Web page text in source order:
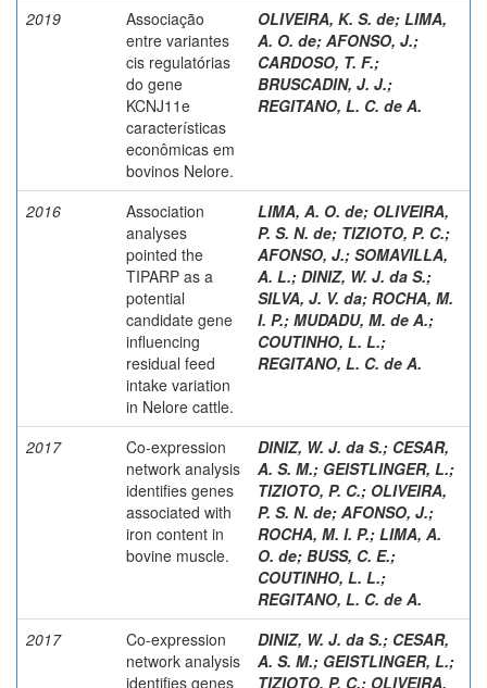
2019
Associação
entre variantes
cis regulatórias
do gene
KCNJ11e
características
econômicas em
bovinos Nelore.
OLIVEIRA, K. S. de; LIMA,
A. O. de; AFONSO, J.;
CARDOSO, T. F.;
BRUSCADIN, J. J.;
REGITANO, L. C. de A.
2016
Association
analyses
pointed the
TIPARP as a
potential
candidate gene
influencing
residual feed
intake variation
in Nelore cattle.
LIMA, A. O. de; OLIVEIRA,
P. S. N. de; TIZIOTO, P. C.;
AFONSO, J.; SOMAVILLA,
A. L.; DINIZ, W. J. da S.;
SILVA, J. V. da; ROCHA, M.
I. P.; MUDADU, M. de A.;
COUTINHO, L. L.;
REGITANO, L. C. de A.
2017
Co-expression
network analysis
identifies genes
associated with
iron content in
bovine muscle.
DINIZ, W. J. da S.; CESAR,
A. S. M.; GEISTLINGER, L.;
TIZIOTO, P. C.; OLIVEIRA,
P. S. N. de; AFONSO, J.;
ROCHA, M. I. P.; LIMA, A.
O. de; BUSS, C. E.;
COUTINHO, L. L.;
REGITANO, L. C. de A.
2017
Co-expression
network analysis
identifies genes
DINIZ, W. J. da S.; CESAR,
A. S. M.; GEISTLINGER, L.;
TIZIOTO, P. C.; OLIVEIRA,